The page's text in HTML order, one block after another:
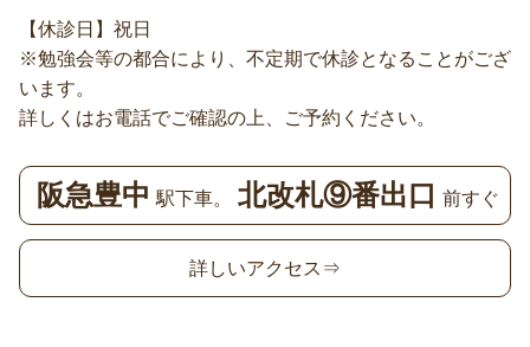
【休診日】祝日
※勉強会等の都合により、不定期で休診となることがござ
います。
詳しくはお電話でご確認の上、ご予約ください。
阪急豊中 駅下車。 北改札⑨番出口 前すぐ
詳しいアクセス⇒